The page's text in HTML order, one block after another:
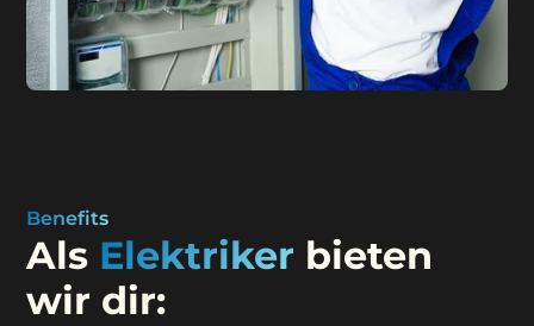
Benefits
Als Elektriker bieten
wir dir: